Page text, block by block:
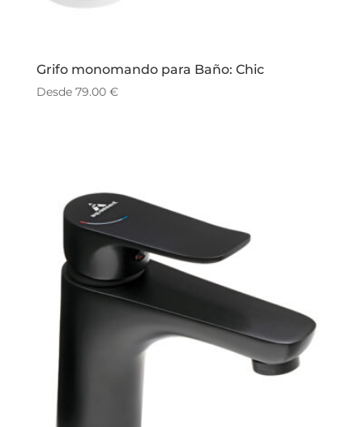
Grifo monomando para Baño: Chic
Desde 79.00 €